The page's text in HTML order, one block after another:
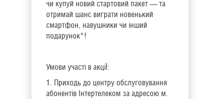
чи купуй новий стартовий пакет — та
отримай шанс виграти новенький
смартфон, навушники чи інший
подарунок*!
Умови участі в акціЇ:
1. Приходь до центру обслуговування
абонентів Інтертелеком за адресою м.